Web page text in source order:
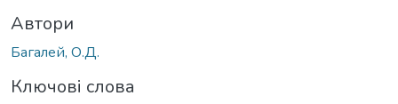
Автори
Багалей, О.Д.
Ключові слова